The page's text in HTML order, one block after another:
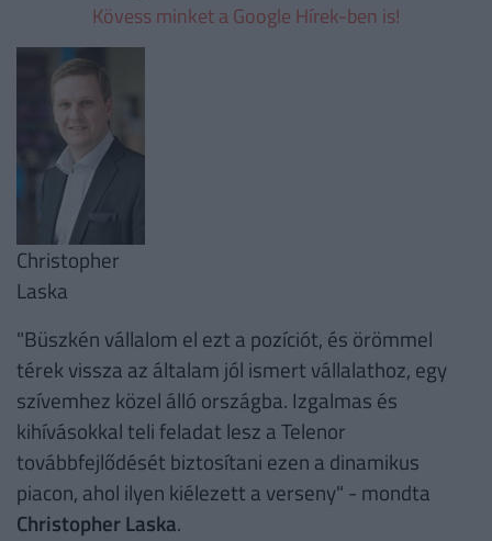
Kövess minket a Google Hírek-ben is!
Christopher
Laska
"Büszkén vállalom el ezt a pozíciót, és örömmel
térek vissza az általam jól ismert vállalathoz, egy
szívemhez közel álló országba. Izgalmas és
kihívásokkal teli feladat lesz a Telenor
továbbfejlődését biztosítani ezen a dinamikus
piacon, ahol ilyen kiélezett a verseny" - mondta
Christopher Laska.